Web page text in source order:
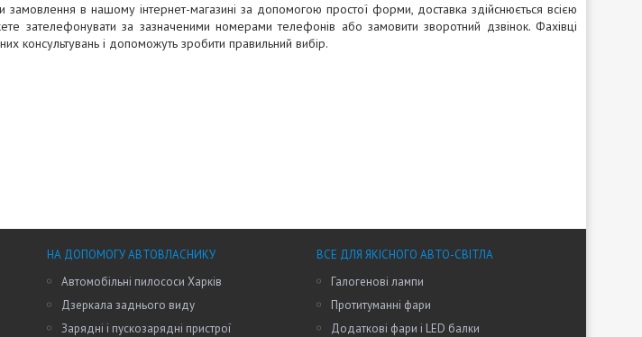
в нашому інтернет-магазині за допомогою простої форми, доставка здійснюється всією
зателефонувати за зазначеними номерами телефонів або замовити зворотний дзвінок. Фахівці
консультувань і допоможуть зробити правильний вибір.
НА ДОПОМОГУ АВТОВЛАСНИКУ
Автомобільні пилососи Харків
Дзеркала заднього виду
Зарядні і пускозарядні пристрої
ВСЕ ДЛЯ ЯКІСНОГО АВТО-СВІТЛА
Галогенові лампи
Протитуманні фари
Додаткові фари і LED балки